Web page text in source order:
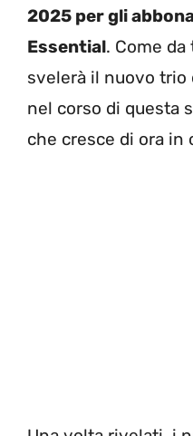
2025 per gli
Essential. Come
svelerà il nuovo trio
nel corso di questa
che cresce di ora in